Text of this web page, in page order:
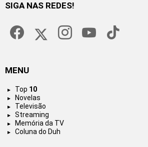
SIGA NAS REDES!
MENU
Top 10
Novelas
Televisão
Streaming
Memória da TV
Coluna do Duh